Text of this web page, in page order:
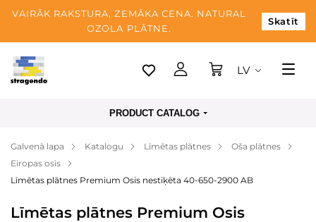
VAIRĀK RAKSTURA, ZEMĀKA CENA. NATURAL
OZOLA PLĀTNE.
Skatīt
Tallina
Apmaksa
Par mums
Blogs
LV
PRODUCT CATALOG
Galvenā lapa Katalogu Līmētas plātnes
Oša plātnes
Eiropas osis
Līmētas plātnes Premium Osis nestiķēta 40-650-2900 AB
Līmētas plātnes Premium Osis